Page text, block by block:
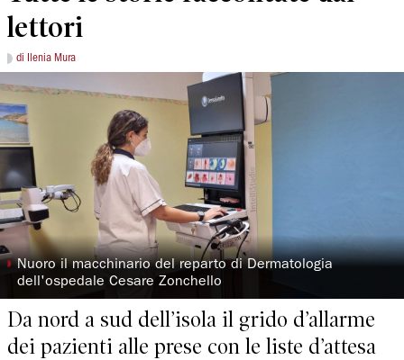
lettori
di Ilenia Mura
◗Nuoro il macchinario del reparto di Dermatologia
dell'ospedale Cesare Zonchello
Da nord a sud dell’isola il grido d’allarme
dei pazienti alle prese con le liste d’attesa